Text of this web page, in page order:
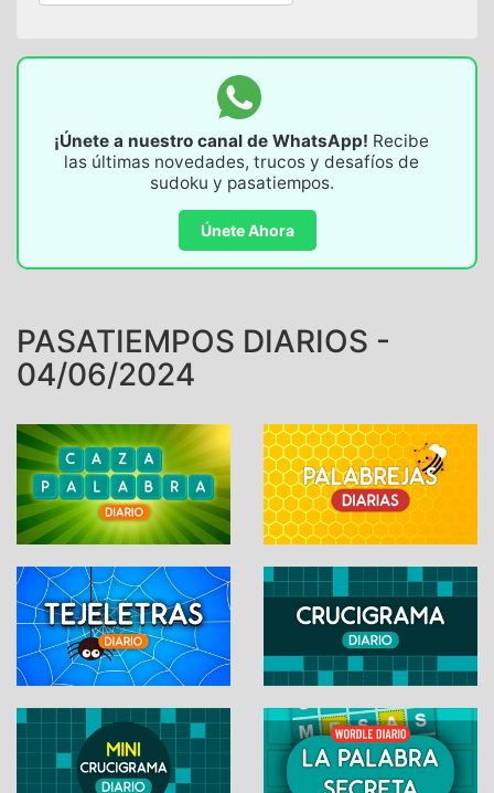
¡Únete a nuestro canal de WhatsApp! Recibe
las últimas novedades, trucos y desafíos de
sudoku y pasatiempos.
Únete Ahora
PASATIEMPOS DIARIOS -
04/06/2024